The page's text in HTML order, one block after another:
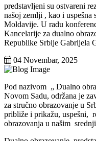
predstavljeni su ostvareni
našoj zemlji , kao i uspešna
Moldavije. U radu
Kancelarije za dualno
Republike Srbije Gabrijela
04 Novembar, 2025
Pod nazivom „ Dualno
Novom Sadu, održana je
za stručno obrazovanje u
približe i prikažu, uspešni,
obrazovanja u našim